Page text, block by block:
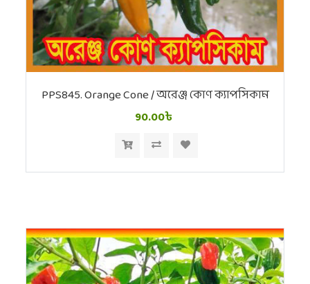
PPS845. Orange Cone / অরেঞ্জ কোণ ক্যাপসিকাম
90.00৳